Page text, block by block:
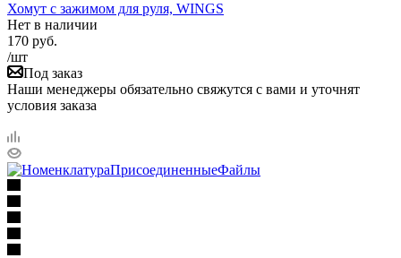
Хомут с зажимом для руля, WINGS
Нет в наличии
170 руб.
/шт
Под заказ
Наши менеджеры обязательно свяжутся с вами и уточнят
условия заказа